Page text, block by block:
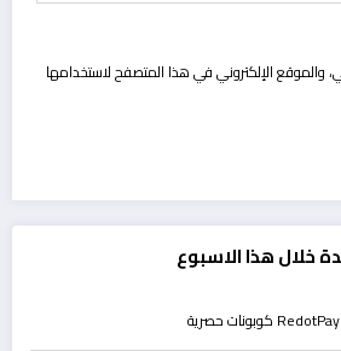
والموقع الإلكتروني في هذا المتصفح لاستخدامها
خلال هذا الاسبوع